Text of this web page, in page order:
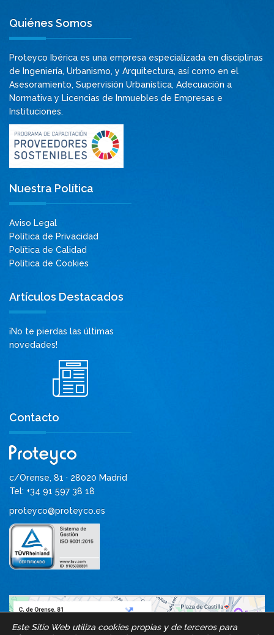
Quiénes Somos
Proteyco Ibérica es una empresa especializada en disciplinas
de Ingeniería, Urbanismo, y Arquitectura, así como en el
Asesoramiento, Supervisión Urbanística, Adecuación a
Normativa y Licencias de Inmuebles de Empresas e
Instituciones.
Nuestra Política
Aviso Legal
Política de Privacidad
Política de Calidad
Política de Cookies
Artículos Destacados
¡No te pierdas las últimas
novedades!
Contacto
c/Orense, 81 · 28020 Madrid
Tel: +34 91 597 38 18
proteyco@proteyco.es
Este Sitio Web utiliza cookies propias y de terceros para